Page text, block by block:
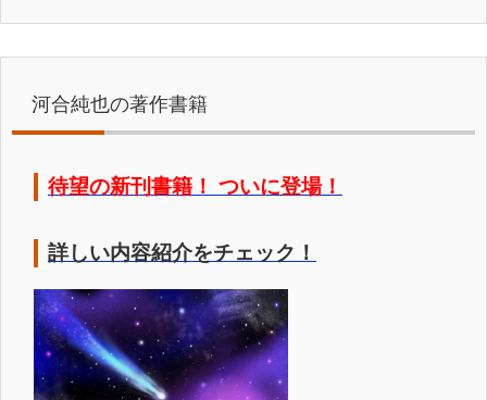
河合純也の著作書籍
待望の新刊書籍！ ついに登場！
詳しい内容紹介をチェック！